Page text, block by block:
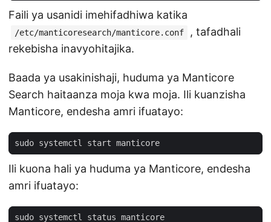
Faili ya usanidi imehifadhiwa katika
/etc/manticoresearch/manticore.conf
, tafadhali
rekebisha inavyohitajika.
Baada ya usakinishaji, huduma ya Manticore
Search haitaanza moja kwa moja. Ili kuanzisha
Manticore, endesha amri ifuatayo:
Ili kuona hali ya huduma ya Manticore, endesha
amri ifuatayo: